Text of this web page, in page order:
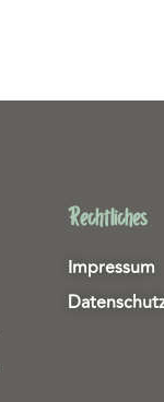
Rechtliches
Impressum